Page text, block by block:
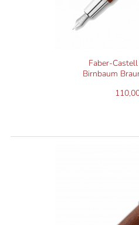
Faber-
Birnbaum